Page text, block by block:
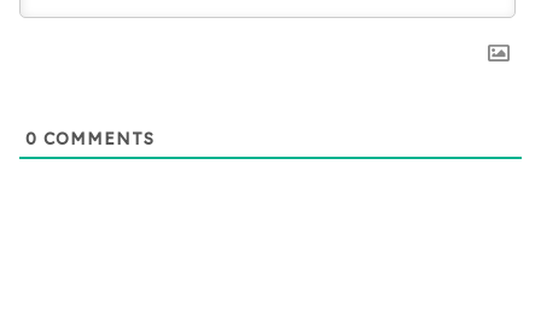
0 COMMENTS